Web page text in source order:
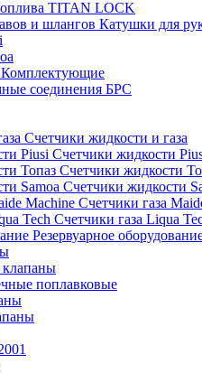
TITAN LOCK
Катушки для
Комплектующие
соединения БРС
Счетчики жидкости и газа
Счетчики жидкости
Счетчики жидкости
Счетчики жидкости
Счетчики газа
Счетчики газа Liqua
Резервуарное
поплавковые